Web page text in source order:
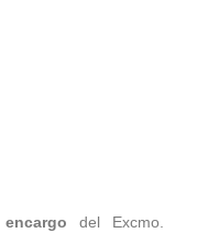
encargo del Excmo.